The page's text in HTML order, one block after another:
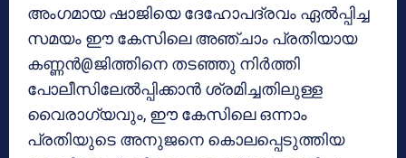
അംഗമായ ഷാജിയെ ദേഹോപദ്രവം ഏൽപ്പിച്ച
സമയം ഈ കേസിലെ അഞ്ചാം പ്രതിയായ
കണ്ണൻ@ജിത്തിനെ തടഞ്ഞു നിർത്തി
പോലീസിലേൽപ്പിക്കാൻ ശ്രമിച്ചതിലുള്ള
വൈരാഗ്യവും, ഈ കേസിലെ ഒന്നാം
പ്രതിയുടെ അനുജനെ കൊലപ്പെടുത്തിയ